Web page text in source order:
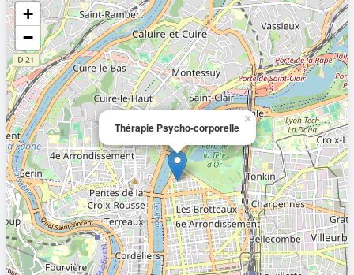
Thérapie Psycho-corporelle
×
+
−